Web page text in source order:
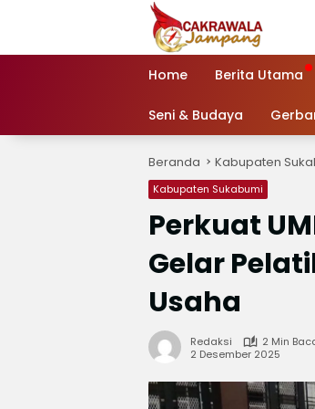
Home Berita Utama
Seni & Budaya
Beranda Kabupaten
Kabupaten Sukabumi
Perkuat
Gelar
Usaha
Redaksi
2 Min
2 Desember 2025